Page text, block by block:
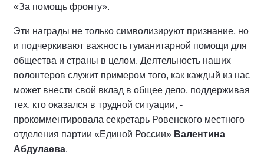
«За помощь фронту».
Эти награды не только символизируют признание, но
и подчеркивают важность гуманитарной помощи для
общества и страны в целом. Деятельность наших
волонтеров служит примером того, как каждый из нас
может внести свой вклад в общее дело, поддерживая
тех, кто оказался в трудной ситуации, -
прокомментировала секретарь Ровенского местного
отделения партии «Единой России» Валентина
Абдулаева.